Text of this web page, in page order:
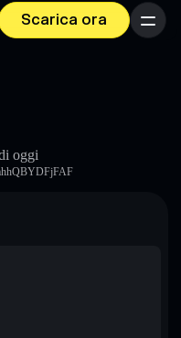
Scarica ora Menu
oggi